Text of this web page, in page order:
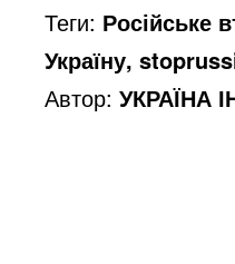
Теги: Російське
Україну,
Автор:УКРАЇНА